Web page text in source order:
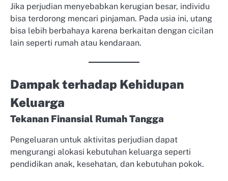
Jika perjudian menyebabkan kerugian besar, individu
bisa terdorong mencari pinjaman. Pada usia ini, utang
bisa lebih berbahaya karena berkaitan dengan cicilan
lain seperti rumah atau kendaraan.
Dampak terhadap Kehidupan
Keluarga
Tekanan Finansial Rumah Tangga
Pengeluaran untuk aktivitas perjudian dapat
mengurangi alokasi kebutuhan keluarga seperti
pendidikan anak, kesehatan, dan kebutuhan pokok.